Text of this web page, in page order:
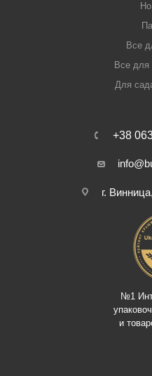
Все
Все для
Для
+38
г.
№1
и